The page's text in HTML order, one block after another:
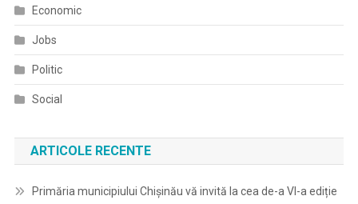
Economic
Jobs
Politic
Social
ARTICOLE RECENTE
Primăria municipiului Chișinău vă invită la cea de-a VI-a ediție